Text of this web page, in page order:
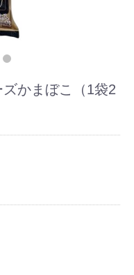
ズかまぼこ（1袋2